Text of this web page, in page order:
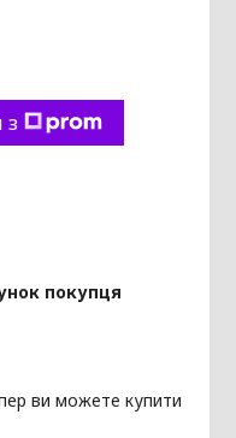
з
покупця
ви можете купити